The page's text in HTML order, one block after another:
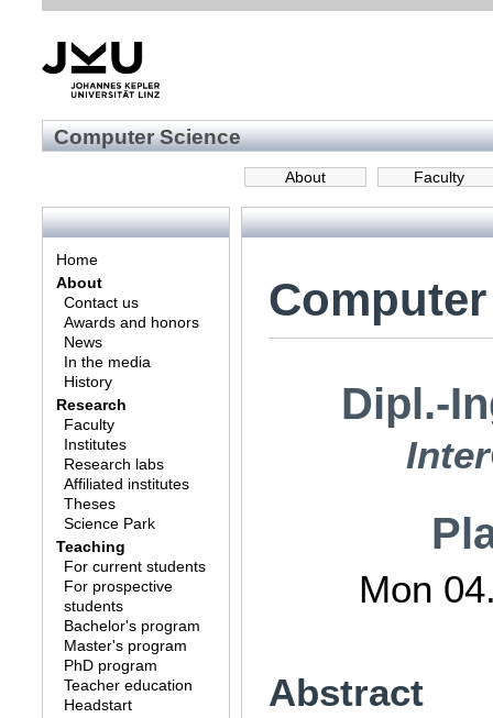
Computer Science
Faculty
About
Home
About
Contact us
Awards and honors
News
In the media
History
Research
Faculty
Institutes
Research labs
Affiliated institutes
Theses
Science Park
Teaching
For current students
For prospective
students
Bachelor's program
Master's program
PhD program
Teacher education
Headstart
Dipl.-
Mon
Abstract